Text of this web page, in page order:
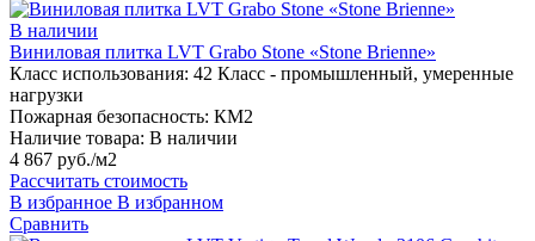
В наличии
Виниловая плитка LVT Grabo Stone «Stone Brienne»
Класс использования: 42 Класс - промышленный, умеренные
нагрузки
Пожарная безопасность: КМ2
Наличие товара: В наличии
4 867 руб./м2
Рассчитать стоимость
В избранное В избранном
Сравнить